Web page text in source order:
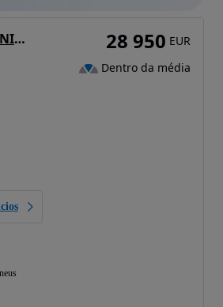
Mercedes-Benz C 220 d Station 9G-TRONIC AMG Line 28 950 EUR
Dentro da média